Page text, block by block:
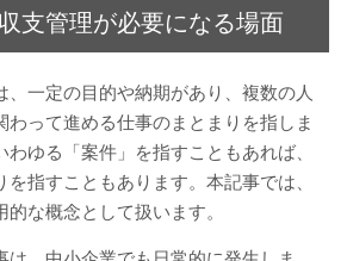
支管理が必要になる場面
、一定の目的や納期があり、複数の人
って進める仕事のまとまりを指しま
ゆる「案件」を指すこともあれば、
指すこともあります。本記事では、
な概念として扱います。